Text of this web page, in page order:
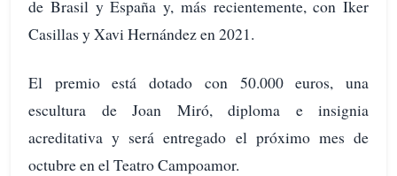
de Brasil y España y, más recientemente, con Iker
Casillas y Xavi Hernández en 2021.
El premio está dotado con 50.000 euros, una
escultura de Joan Miró, diploma e insignia
acreditativa y será entregado el próximo mes de
octubre en el Teatro Campoamor.